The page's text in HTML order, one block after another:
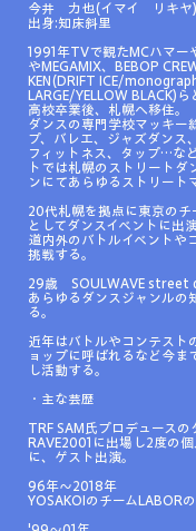
今井 力也(イマイ リキヤ)
出身:知床斜里
1991年TVで観たMCハマー
やMEGAMIX、BEBOP
KEN(DRIFT ICE/
LARGE/YELLOW BLACK)ら
高校卒業後、札幌へ移住。
ダンスの専門学校マッキー
プ、バレエ、ジャズダンス
フィットネス、タップ…な
トでは札幌のストリートダ
ンにてあらゆるストリート
20代札幌を拠点に東京のチ
としてダンスイベントに出
道内外のバトルイベントや
挑戦する。
29歳 SOULWAVE street
あらゆるダンスジャンルの
る。
近年はバトルやコンテスト
ョップに呼ばれるなど今ま
し活動する。
・主な芸歴
TRF SAM氏プロデュースの
RAVE2001に出場し2度の
に、ゲスト出演。
96年～2018年
YOSAKOIのチームLABORの